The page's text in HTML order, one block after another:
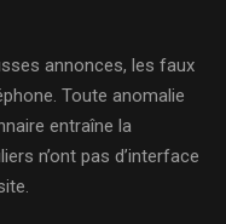
annonces, les faux
Toute anomalie
entraîne la
n’ont pas d’interface